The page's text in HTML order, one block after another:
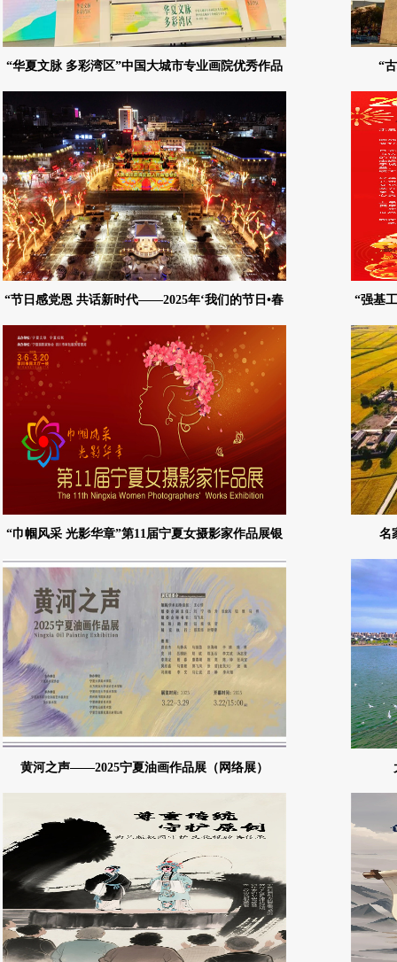
“华夏文脉 多彩湾区”中国大城市专业画院优秀作品
联展银川书画院作品专辑
“
“节日感党恩 共话新时代——2025年‘我们的节日•春
节’年味专题”摄影作品网络展
“强基
“巾帼风采 光影华章”第11届宁夏女摄影家作品展银
川市摄协入展作品网络专辑
名
黄河之声——2025宁夏油画作品展（网络展）